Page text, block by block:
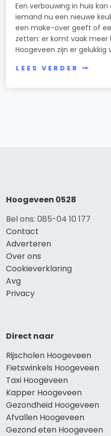
Een verbouwing in huis
iemand nu een nieuwe
een make-over geeft of
zetten: er komt vaak meer
Hoogeveen zijn er gelukkig
LEES VERDER
Hoogeveen 0528
Bel ons: 085-04 10 177
Contact
Adverteren
Over ons
Cookieverklaring
Avg
Privacy
Direct naar
Rijscholen Hoogeveen
Fietswinkels Hoogeveen
Taxi Hoogeveen
Kapper Hoogeveen
Gezondheid Hoogeveen
Afvallen Hoogeveen
Gezond eten Hoogeveen